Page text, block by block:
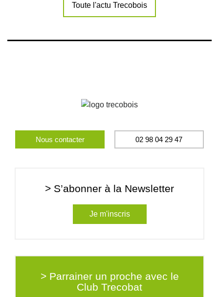
Toute l'actu Trecobois
Nous contacter 02 98 04 29 47
> S’abonner à la Newsletter
Je m'inscris
> Parrainer un proche avec le
Club Trecobat